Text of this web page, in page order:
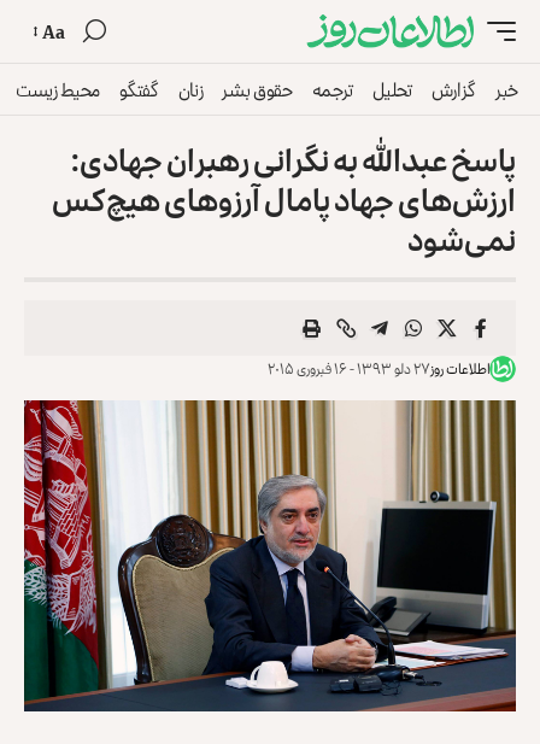
Aa
خبر گزارش تحلیل ترجمه حقوق بشر زنان گفتگو محیط زیست
پاسخ عبدالله به نگرانی رهبران جهادی:
ارزش‌های جهاد پامال آرزوهای هیچ‌کس
نمی‌شود
اطلاعات روز۲۷ دلو ۱۳۹۳ - ۱۶ فبروری ۲۰۱۵